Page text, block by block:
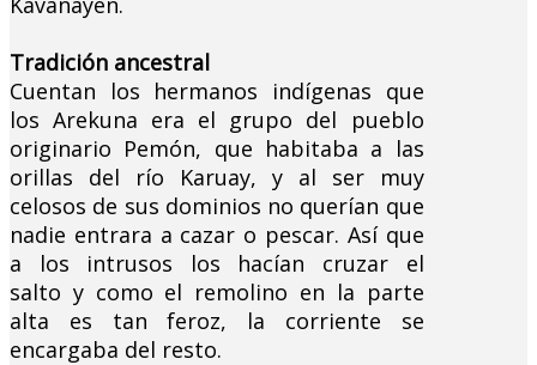
Tradición ancestral
Cuentan los hermanos indígenas que
los Arekuna era el grupo del pueblo
originario Pemón, que habitaba a las
orillas del río Karuay, y al ser muy
celosos de sus dominios no querían que
nadie entrara a cazar o pescar. Así que
a los intrusos los hacían cruzar el
salto y como el remolino en la parte
alta es tan feroz, la corriente se
encargaba del resto.